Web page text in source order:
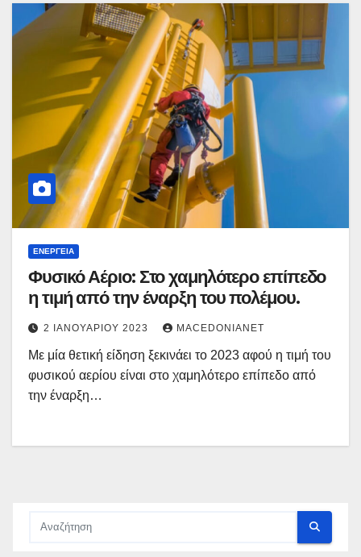
ΕΝΈΡΓΕΙΑ
Φυσικό Αέριο: Στο χαμηλότερο επίπεδο
η τιμή από την έναρξη του πολέμου.
2 ΙΑΝΟΥΑΡΊΟΥ 2023 MACEDONIANET
Με μία θετική είδηση ξεκινάει το 2023 αφού η τιμή του
φυσικού αερίου είναι στο χαμηλότερο επίπεδο από
την έναρξη…